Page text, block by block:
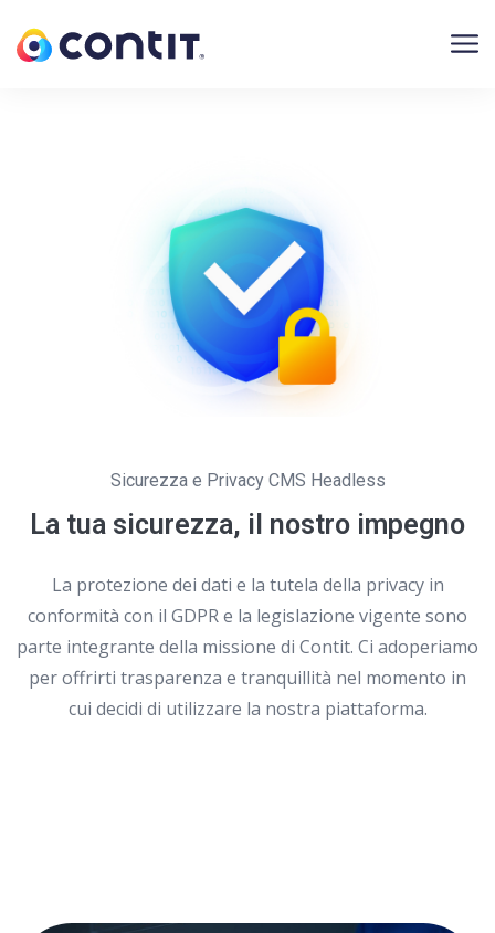
Sicurezza e Privacy CMS Headless
La tua sicurezza, il nostro impegno
La protezione dei dati e la tutela della privacy in
conformità con il GDPR e la legislazione vigente sono
parte integrante della missione di Contit. Ci adoperiamo
per offrirti trasparenza e tranquillità nel momento in
cui decidi di utilizzare la nostra piattaforma.